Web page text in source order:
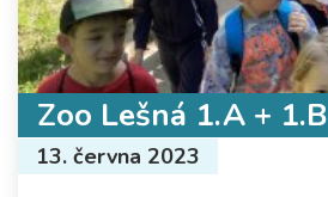
Zoo Lešná 1.A + 1.B
13. června 2023